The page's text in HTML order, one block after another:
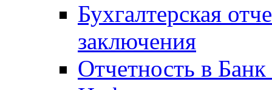
Бухгалтерская
заключения
Отчетность в